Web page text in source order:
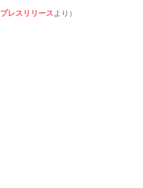
プレスリリースより）